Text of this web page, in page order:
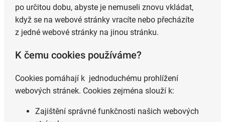
po určitou dobu, abyste je nemuseli znovu vkládat,
když se na webové stránky vracíte nebo přecházíte
z jedné webové stránky na jinou stránku.
K čemu cookies používáme?
Cookies pomáhají k jednoduchému prohlížení
webových stránek. Cookies zejména slouží k:
Zajištění správné funkčnosti našich webových